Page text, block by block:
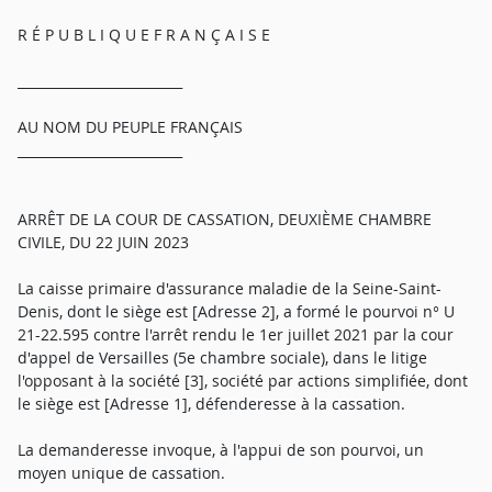
R É P U B L I Q U E F R A N Ç A I S E
AU NOM DU PEUPLE FRANÇAIS
ARRÊT DE LA COUR DE CASSATION, DEUXIÈME CHAMBRE
CIVILE, DU 22 JUIN 2023
La caisse primaire d'assurance maladie de la Seine-Saint-
Denis, dont le siège est [Adresse 2], a formé le pourvoi n° U
21-22.595 contre l'arrêt rendu le 1er juillet 2021 par la cour
d'appel de Versailles (5e chambre sociale), dans le litige
l'opposant à la société [3], société par actions simplifiée, dont
le siège est [Adresse 1], défenderesse à la cassation.
La demanderesse invoque, à l'appui de son pourvoi, un
moyen unique de cassation.